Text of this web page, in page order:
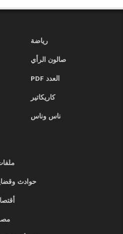
رياضة
صالون الرأي
العدد PDF
كاريكاتير
ناس وناس
ملفات
حوادث وقضايا
أقتصاد
مصر